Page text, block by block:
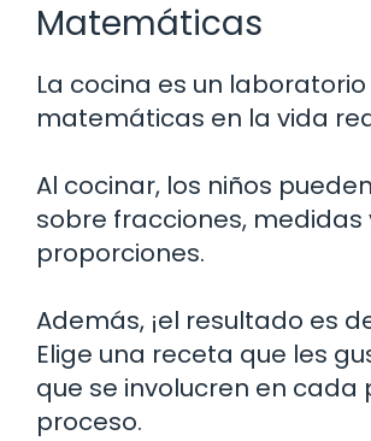
Matemáticas
La cocina es un
matemáticas en la vida
Al cocinar, los niños
sobre fracciones, medidas
proporciones.
Además, ¡el resultado es
Elige una receta que les
que se involucren en cada
proceso.